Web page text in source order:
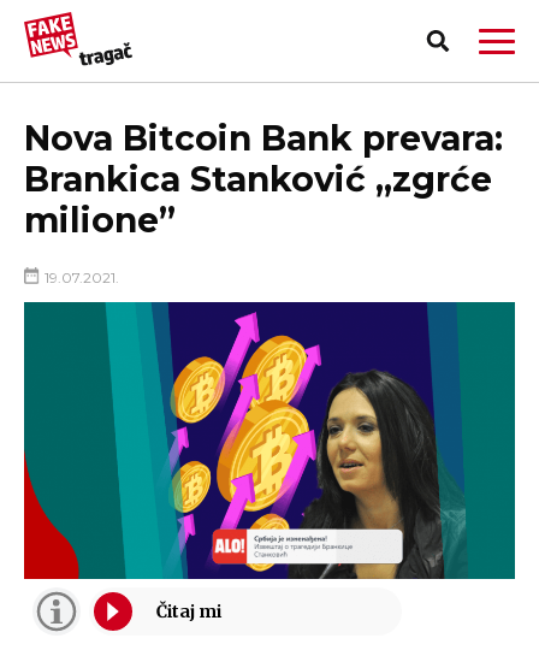
PRIJAVI LAŽNU VEST!
Nova Bitcoin Bank prevara:
Brankica Stanković „zgrće
milione”
19.07.2021.